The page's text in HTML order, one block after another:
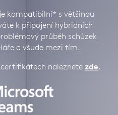
kompatibilní* s většinou
k připojení hybridních
průběh schůzek
a všude mezi tím.
naleznete zde.